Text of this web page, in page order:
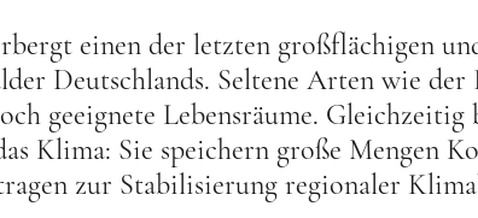
einen der letzten großflächigen
Deutschlands. Seltene Arten wie
geeignete Lebensräume. Gleichzeitig
Klima: Sie speichern große Mengen
zur Stabilisierung regionaler